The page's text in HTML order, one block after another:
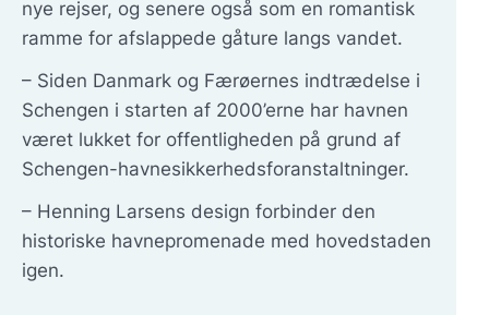
nye rejser, og senere også som en romantisk
ramme for afslappede gåture langs vandet.
– Siden Danmark og Færøernes indtrædelse i
Schengen i starten af 2000’erne har havnen
været lukket for offentligheden på grund af
Schengen-havnesikkerhedsforanstaltninger.
– Henning Larsens design forbinder den
historiske havnepromenade med hovedstaden
igen.